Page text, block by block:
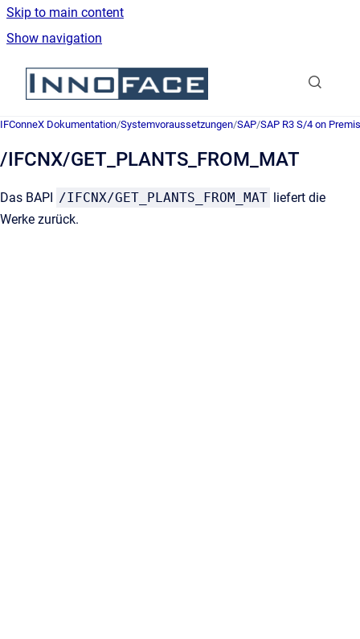
Skip to main content
Show navigation
Go to homepage
IFConneX Dokumentation/Systemvoraussetzungen/SAP/SAP R3 S/4 on
/IFCNX/GET_PLANTS_FROM_MAT
Das BAPI /IFCNX/GET_PLANTS_FROM_MAT liefert die
Werke zurück.